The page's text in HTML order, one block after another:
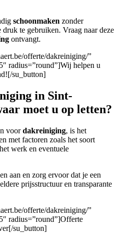
schoonmaken zonder
te gebruiken. Vraag naar deze
ontvangt.
offerte/dakreiniging/”
radius=”round”]Wij helpen u
su_button]
in Sint-
moet u op letten?
voordakreiniging, is het
met factoren zoals het soort
werk en eventuele
aan en zorg ervoor dat je een
prijsstructuur en transparante
offerte/dakreiniging/”
radius=”round”]Offerte
su_button]